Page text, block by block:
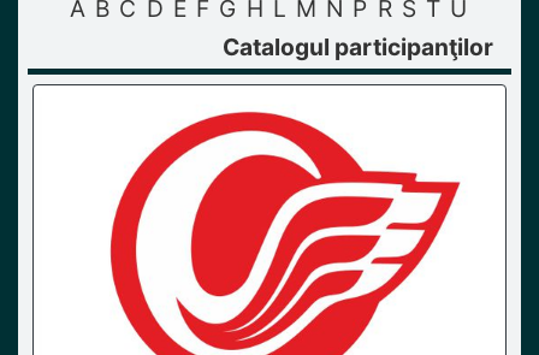
A B C D E F G H L M N P R S T U
Catalogul participanţilor